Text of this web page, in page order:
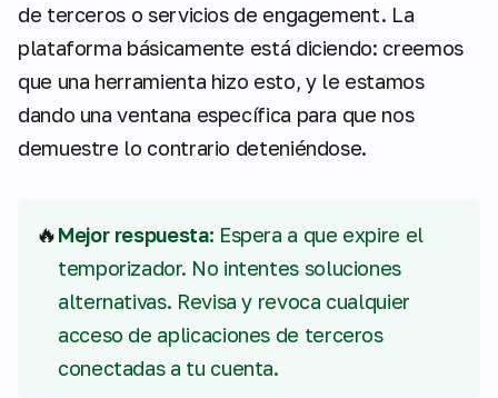
de terceros o servicios de engagement. La
plataforma básicamente está diciendo: creemos
que una herramienta hizo esto, y le estamos
dando una ventana específica para que nos
demuestre lo contrario deteniéndose.
🔥Mejor respuesta: Espera a que expire el
temporizador. No intentes soluciones
alternativas. Revisa y revoca cualquier
acceso de aplicaciones de terceros
conectadas a tu cuenta.